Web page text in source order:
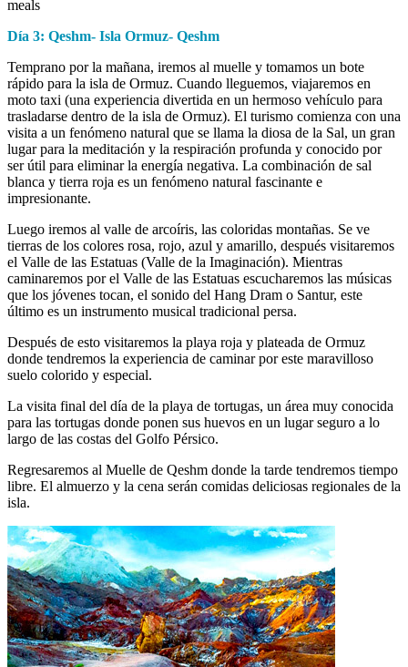
meals
Día 3: Qeshm- Isla Ormuz- Qeshm
Temprano por la mañana, iremos al muelle y tomamos un bote
rápido para la isla de Ormuz. Cuando lleguemos, viajaremos en
moto taxi (una experiencia divertida en un hermoso vehículo para
trasladarse dentro de la isla de Ormuz). El turismo comienza con una
visita a un fenómeno natural que se llama la diosa de la Sal, un gran
lugar para la meditación y la respiración profunda y conocido por
ser útil para eliminar la energía negativa. La combinación de sal
blanca y tierra roja es un fenómeno natural fascinante e
impresionante.
Luego iremos al valle de arcoíris, las coloridas montañas. Se ve
tierras de los colores rosa, rojo, azul y amarillo, después visitaremos
el Valle de las Estatuas (Valle de la Imaginación). Mientras
caminaremos por el Valle de las Estatuas escucharemos las músicas
que los jóvenes tocan, el sonido del Hang Dram o Santur, este
último es un instrumento musical tradicional persa.
Después de esto visitaremos la playa roja y plateada de Ormuz
donde tendremos la experiencia de caminar por este maravilloso
suelo colorido y especial.
La visita final del día de la playa de tortugas, un área muy conocida
para las tortugas donde ponen sus huevos en un lugar seguro a lo
largo de las costas del Golfo Pérsico.
Regresaremos al Muelle de Qeshm donde la tarde tendremos tiempo
libre. El almuerzo y la cena serán comidas deliciosas regionales de la
isla.